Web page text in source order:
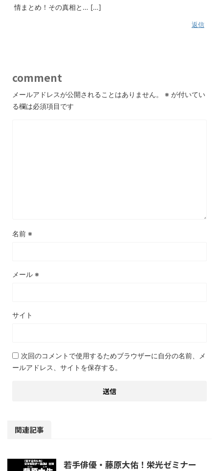
情まとめ！その真相と… […]
返信
comment
メールアドレスが公開されることはありません。 ※ が付いてい
る欄は必須項目です
名前 ※
メール ※
サイト
次回のコメントで使用するためブラウザーに自分の名前、メ
ールアドレス、サイトを保存する。
関連記事
若手俳優・藤原大佑！栄光ゼミナー